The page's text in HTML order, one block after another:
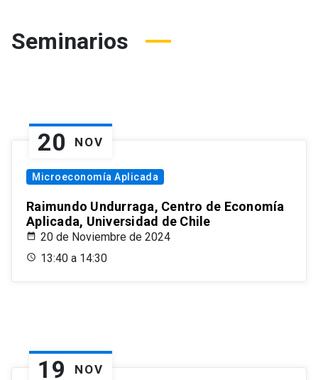
Seminarios
20 NOV
Microeconomía Aplicada
Raimundo Undurraga, Centro de Economía
Aplicada, Universidad de Chile
20 de Noviembre de 2024
13:40 a 14:30
19 NOV